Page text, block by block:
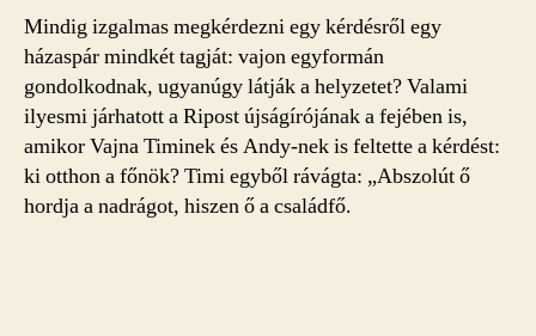
Mindig izgalmas megkérdezni egy kérdésről egy
házaspár mindkét tagját: vajon egyformán
gondolkodnak, ugyanúgy látják a helyzetet? Valami
ilyesmi járhatott a Ripost újságírójának a fejében is,
amikor Vajna Timinek és Andy-nek is feltette a kérdést:
ki otthon a főnök? Timi egyből rávágta: „Abszolút ő
hordja a nadrágot, hiszen ő a családfő.